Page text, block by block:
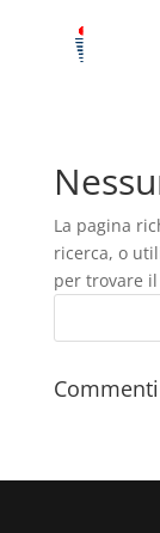
La pagina
ricerca, o
per trovare